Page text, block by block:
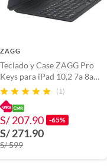
ZAGG
Teclado y Case ZAGG Pro
Keys para iPad 10,2 7a 8a y
9a Gen
(1)
S/ 207.90 -65%
S/ 271.90
S/ 599